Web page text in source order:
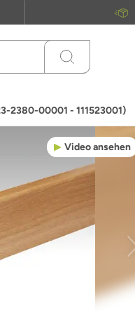
2380-00001 - 111523001)
Video ansehen